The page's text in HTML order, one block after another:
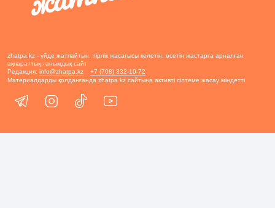
zhatpa.kz - үйде жатпайтын, тірлік жасағысы келетін, өсетін жастарға арналған
ақпараттық-танымдық сайт
Редакция: info@zhatpa.kz
+7 (708) 332-10-72
Материалдарды қолданғанда zhatpa.kz сайтына активті сілтеме жасау міндетті